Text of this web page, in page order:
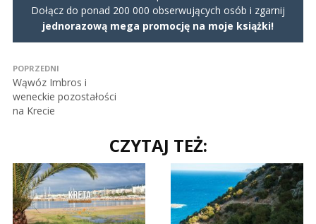
Dołącz do ponad 200 000 obserwujących osób i zgarnij
jednorazową mega promocję na moje książki!
POPRZEDNI
Wąwóz Imbros i
weneckie pozostałości
na Krecie
CZYTAJ TEŻ: